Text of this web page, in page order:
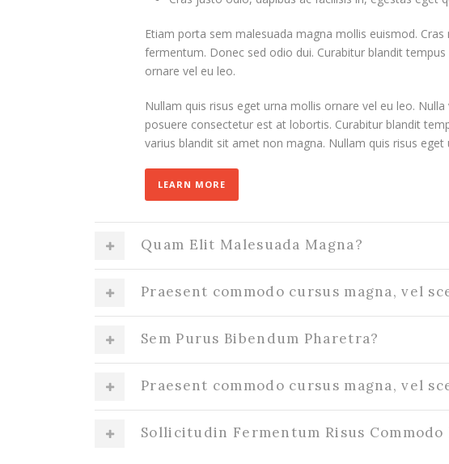
Etiam porta sem malesuada magna mollis euismod.
fermentum. Donec sed odio dui. Curabitur blandit
ornare vel eu leo.
Nullam quis risus eget urna mollis ornare vel eu leo.
posuere consectetur est at lobortis. Curabitur blandit
varius blandit sit amet non magna. Nullam quis risus
LEARN MORE
Quam Elit Malesuada Magna?
Praesent commodo cursus magna, vel
Sem Purus Bibendum Pharetra?
Praesent commodo cursus magna, vel
Sollicitudin Fermentum Risus Commodo